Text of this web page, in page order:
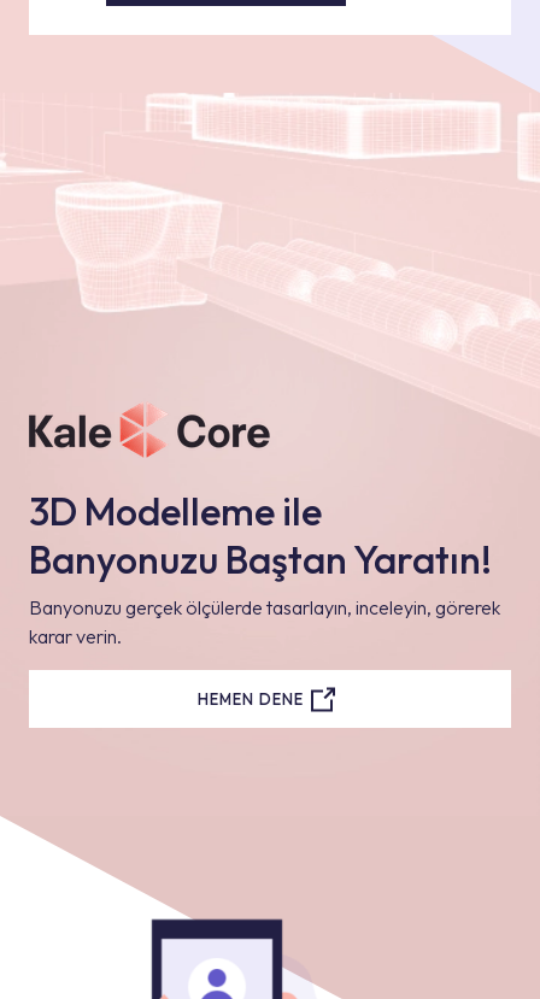
3D Modelleme ile
Banyonuzu Baştan Yaratın!
Banyonuzu gerçek ölçülerde tasarlayın, inceleyin, görerek
karar verin.
HEMEN DENE